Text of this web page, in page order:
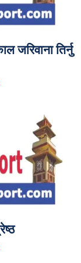
जरिवाना तिर्नु